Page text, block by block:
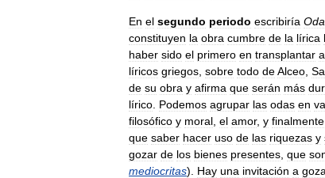
En el segundo periodo escribiría
constituyen la obra cumbre de la lírica
haber sido el primero en transplantar
líricos griegos sobre todo deAlceo
de su obra y afirma que serán más
lírico Podemos agrupar las odas en
filosófico y moral el amor, y finalmente
que saber hacer uso de las riquezas y
gozar de los bienes presentes que
mediocritas). Hay una invitación a